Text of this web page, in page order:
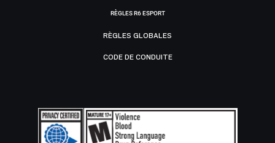
RÈGLES R6 ESPORT
RÈGLES GLOBALES
CODE DE CONDUITE